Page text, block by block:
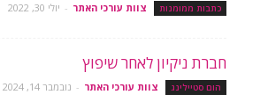
כתבות ממומנות צוות עורכי האתר - יולי 30, 2022
חברת ניקיון לאחר שיפוץ
הום סטיילינג צוות עורכי האתר - נובמבר 14, 2024